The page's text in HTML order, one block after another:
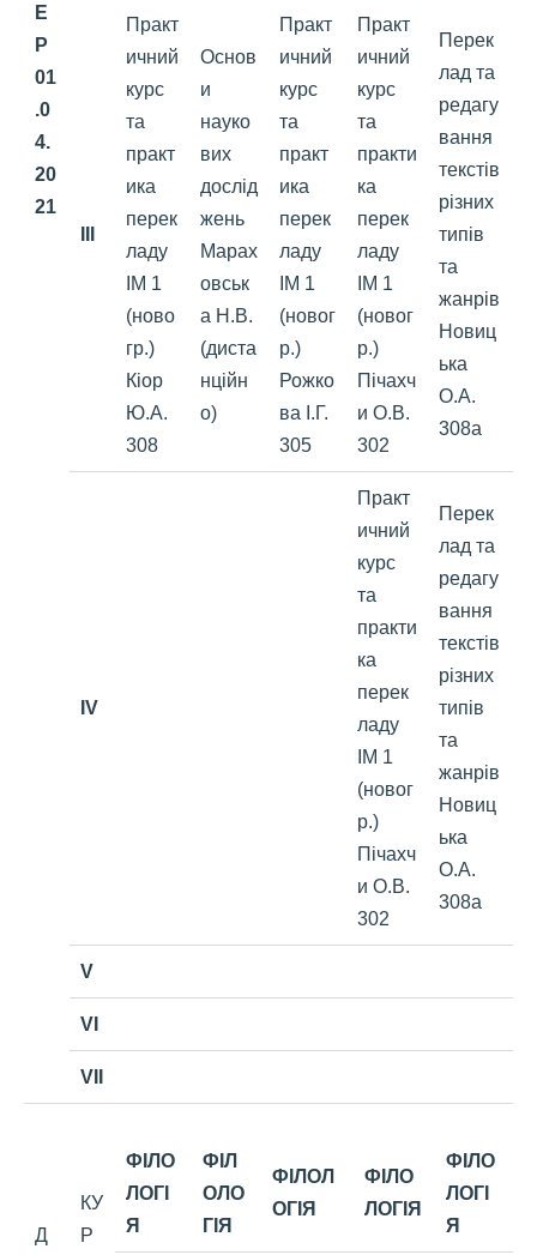
Е
Р
01
.0
4.
20
21
Практ
ичний
курс
та
практ
ика
перек
ладу
ІМ 1
(ново
гр.)
Кіор
Ю.А.
308
Основ
и
науко
вих
дослід
жень
Марах
овськ
а Н.В.
(диста
нційн
о)
Практ
ичний
курс
та
практ
ика
перек
ладу
ІМ 1
(новог
р.)
Рожко
ва І.Г.
305
Практ
ичний
курс
та
практи
ка
перек
ладу
ІМ 1
(новог
р.)
Пічахч
и О.В.
302
Перек
лад та
редагу
вання
текстів
різних
типів
та
жанрів
Новиц
ька
О.А.
308а
IV
Практ
ичний
курс
та
практи
ка
перек
ладу
ІМ 1
(новог
р.)
Пічахч
и О.В.
302
Перек
лад та
редагу
вання
текстів
різних
типів
та
жанрів
Новиц
ька
О.А.
308а
V
VI
VII
Д
КУ
Р
ФІЛО
ЛОГІ
Я
ФІЛ
ОЛО
ГІЯ
ФІЛОЛ
ОГІЯ
ФІЛО
ЛОГІЯ
ФІЛО
ЛОГІ
Я